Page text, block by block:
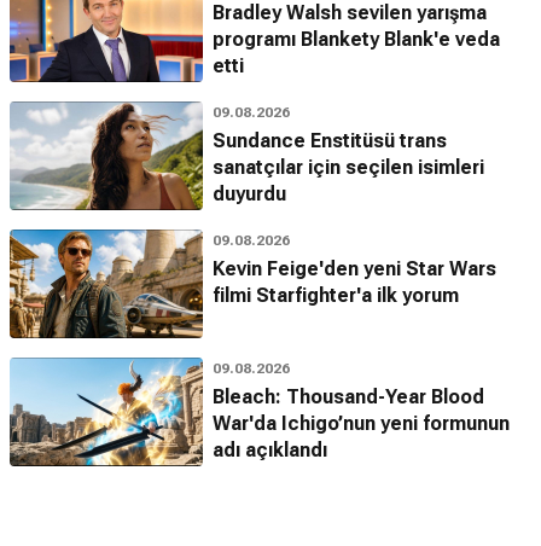
Bradley Walsh sevilen yarışma
programı Blankety Blank'e veda
etti
09.08.2026
Sundance Enstitüsü trans
sanatçılar için seçilen isimleri
duyurdu
09.08.2026
Kevin Feige'den yeni Star Wars
filmi Starfighter'a ilk yorum
09.08.2026
Bleach: Thousand-Year Blood
War'da Ichigo’nun yeni formunun
adı açıklandı